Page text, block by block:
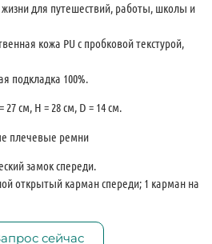
жизни для путешествий, работы, школы и
кожа PU с пробковой текстурой,
подкладка 100%.
см, H = 28 см, D = 14 см.
плечевые ремни
замок спереди.
открытый карман спереди; 1 карман на
сейчас